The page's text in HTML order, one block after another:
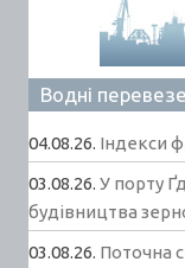
Водні
04.08.26. Індекси
03.08.26. У порту
будівництва
03.08.26. Поточна